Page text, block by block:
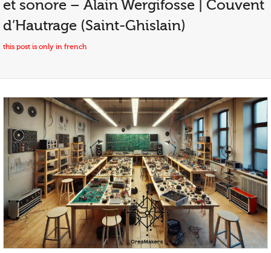
et sonore – Alain Wergifosse | Couvent
d’Hautrage (Saint-Ghislain)